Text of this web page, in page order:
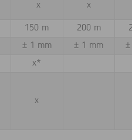
x x
150 m 200 m
± 1 mm ± 1 mm
x*
x